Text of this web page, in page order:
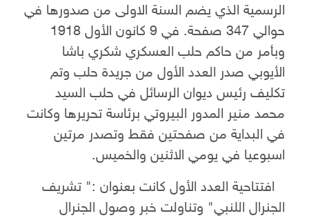
الرسمية الذي يضم السنة الاولى من صدورها في
حوالي 347 صفحة.
في 9 كانون الأول 1918
وبأمر من حاكم حلب العسكري شكري باشا
الأيوبي صدر العدد الأول من جريدة حلب وتم
تكليف رئيس ديوان الرسائل في حلب السيد
محمد منير المدور البيروتي برئاسة تحريرها وكانت
في البداية من صفحتين فقط وتصدر مرتين
اسبوعيا في يومي الاثنين والخميس.
افتتاحية العدد الأول كانت بعنوان :" تشريف
الجنرال اللنبي" وتناولت خبر وصول الجنرال